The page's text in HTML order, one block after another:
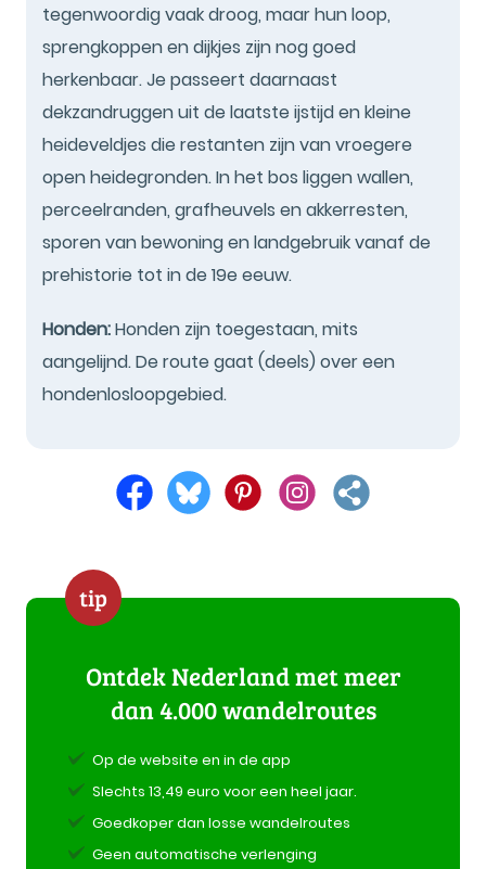
tegenwoordig vaak droog, maar hun loop,
sprengkoppen en dijkjes zijn nog goed
herkenbaar. Je passeert daarnaast
dekzandruggen uit de laatste ijstijd en kleine
heideveldjes die restanten zijn van vroegere
open heidegronden. In het bos liggen wallen,
perceelranden, grafheuvels en akkerresten,
sporen van bewoning en landgebruik vanaf de
prehistorie tot in de 19e eeuw.
Honden:Honden zijn toegestaan, mits
aangelijnd. De route gaat (deels) over een
hondenlosloopgebied.
tip
Ontdek Nederland met meer
dan 4.000 wandelroutes
Op de website en in de app
Slechts 13,49 euro voor een heel jaar.
Goedkoper dan losse wandelroutes
Geen automatische verlenging